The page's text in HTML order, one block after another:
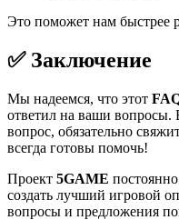
Это поможет нам быстрее
✅ Заключение
Мы надеемся, что этот
ответил на ваши вопросы.
вопрос, обязательно
всегда готовы помочь!
Проект 5GAME
создать лучший игровой
вопросы и предложения